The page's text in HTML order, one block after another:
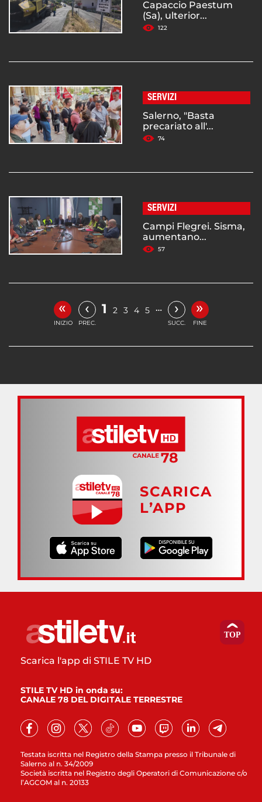
Capaccio Paestum
(Sa), ulterior...
122
SERVIZI
Salerno, "Basta
precariato all'...
74
SERVIZI
Campi Flegrei. Sisma,
aumentano...
57
«
INIZIO
‹
PREC.
1 2 3 4 5 … ›
SUCC.
»
FINE
SCARICA
L’APP
Testata iscritta nel Registro della Stampa presso il Tribunale di
Salerno al n. 34/2009
Società iscritta nel Registro degli Operatori di Comunicazione c/o
l’AGCOM al n. 20133
Scarica l'app di STILE TV HD
STILE TV HD in onda su:
CANALE 78 DEL DIGITALE TERRESTRE